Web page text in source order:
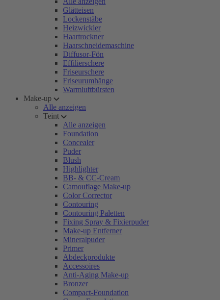
Glätteisen
Lockenstäbe
Heizwickler
Haartrockner
Haarschneidemaschine
Diffusor-Fön
Effilierschere
Friseurschere
Friseurumhänge
Warmluftbürsten
Make-up
Alle anzeigen
Teint
Alle anzeigen
Foundation
Concealer
Puder
Blush
Highlighter
BB- & CC-Cream
Camouflage Make-up
Color Corrector
Contouring
Contouring Paletten
Fixing Spray & Fixierpuder
Make-up Entferner
Mineralpuder
Primer
Abdeckprodukte
Accessoires
Anti-Aging Make-up
Bronzer
Compact-Foundation